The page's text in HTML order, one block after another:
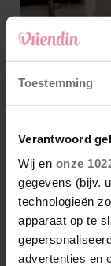
Toestemming
Verantwoord
Wij en onze
gegevens (bijv.
technologieën
apparaat op te
advertenties en